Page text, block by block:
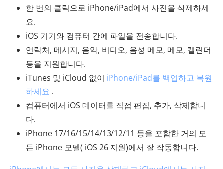
한 번의 클릭으로 iPhone/iPad에서 사진을 삭제하세
요.
iOS 기기와 컴퓨터 간에 파일을 전송합니다.
연락처, 메시지, 음악, 비디오, 음성 메모, 메모, 캘린더
등을 지원합니다.
iTunes 및 iCloud 없이 iPhone/iPad를 백업하고 복원
하세요 .
컴퓨터에서 iOS 데이터를 직접 편집, 추가, 삭제합니
다.
iPhone 17/16/15/14/13/12/11 등을 포함한 거의 모
든 iPhone 모델( iOS 26 지원)에서 잘 작동합니다.